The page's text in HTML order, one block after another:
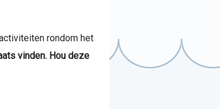
rondom het
vinden. Hou deze